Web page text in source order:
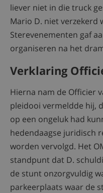
liever niet in die truck
Mario D. niet verzekerd
Sterevenementen gaf
organiseren na het
Verklaring
Hierna nam de Officier
pleidooi vermeldde hij,
op een ongeluk had
hedendaagse juridisch
worden vervolgd. Het
standpunt dat D.
de stunt onzorgvuldig
parkeerplaats waar de